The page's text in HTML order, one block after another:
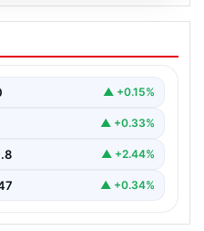
FC Midtjylland
Midtjylland, 06 Ağustos
▲ +0.15%
▲ +0.33%
▲ +2.44%
▲ +0.34%